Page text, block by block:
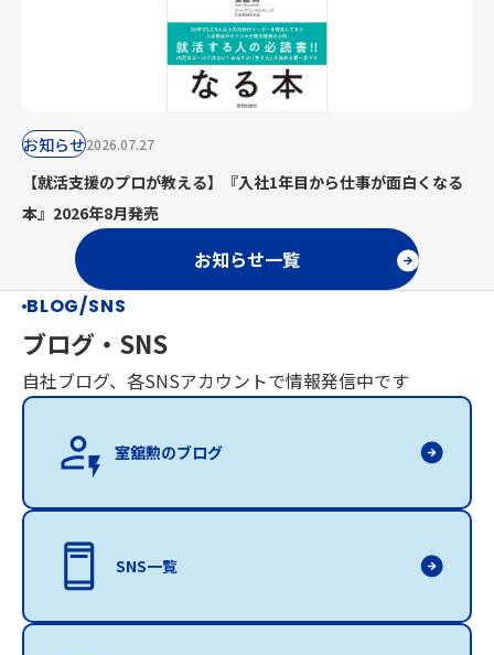
お知らせ2026.07.27
【就活支援のプロが教える】『入社1年目から仕事が面白くなる
本』2026年8月発売
お知らせ一覧
BLOG/SNS
ブログ・SNS
自社ブログ、各SNSアカウントで情報発信中です
室舘勲のブログ
SNS一覧